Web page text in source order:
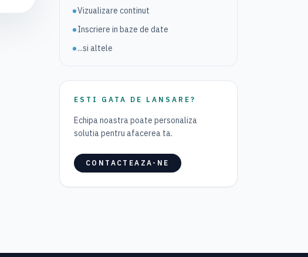
Vizualizare continut
Inscriere in baze de date
...si altele
ESTI GATA DE LANSARE?
Echipa noastra poate personaliza
solutia pentru afacerea ta.
CONTACTEAZA-NE